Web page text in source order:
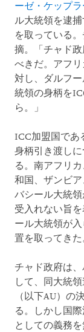
ーゼ・ケップラ
ル大統領を逮
を取っている
摘。「チャド
べきだ。アフ
対し、ダルフ
統領の身柄を
ら。」
ICC加盟国であ
身柄引き渡し
る。南アフリ
和国、ザンビア
バシール大統
受入れない旨
ール大統領が
置を取ってきた
チャド政府は
して、同大統
（以下AU）の
る。しかし国
としての義務